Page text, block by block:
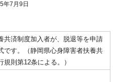
7月9日
共済制度加入者が、脱退等を申請
です。（静岡県心身障害者扶養共
規則第12条による。）